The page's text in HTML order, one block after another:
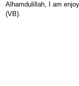
Alhamdulillah, I am
(VB).